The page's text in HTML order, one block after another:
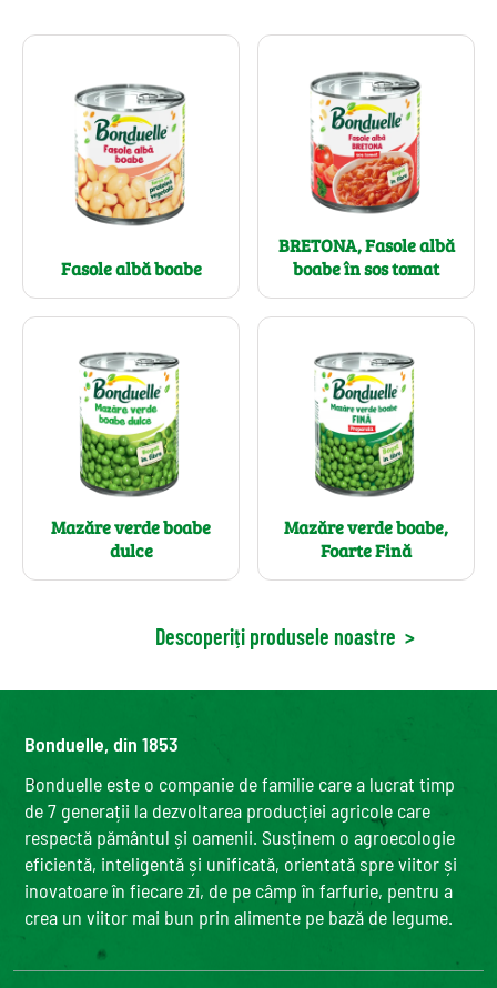
Fasole albă boabe
BRETONA, Fasole albă
boabe în sos tomat
Mazăre verde boabe
dulce
Mazăre verde boabe,
Foarte Fină
Descoperiți produsele noastre >
Bonduelle, din 1853
Bonduelle este o companie de familie care a lucrat timp
de 7 generații la dezvoltarea producției agricole care
respectă pământul și oamenii. Susținem o agroecologie
eficientă, inteligentă și unificată, orientată spre viitor și
inovatoare în fiecare zi, de pe câmp în farfurie, pentru a
crea un viitor mai bun prin alimente pe bază de legume.